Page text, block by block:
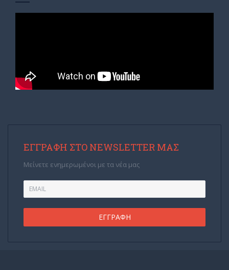
ΕΓΓΡΑΦΉ ΣΤΟ NEWSLETTER ΜΑΣ
Μείνετε ενημερωμένοι με τα νέα μας